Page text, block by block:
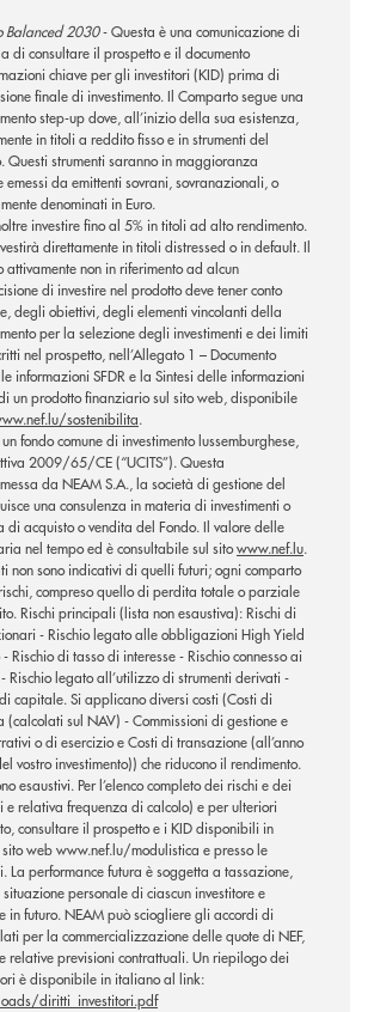
Balanced 2030- Questa è una comunicazione di
di consultare il prospetto e il documento
chiave per gli investitori (KID) prima di
finale di investimento. Il Comparto segue una
step-up dove, all’inizio della sua esistenza,
in titoli a reddito fisso e in strumenti del
Questi strumenti saranno in maggioranza
emessi da emittenti sovrani, sovranazionali, o
denominati in Euro.
investire fino al 5% in titoli ad alto rendimento.
direttamente in titoli distressed o in default. Il
attivamente non in riferimento ad alcun
di investire nel prodotto deve tener conto
degli obiettivi, degli elementi vincolanti della
per la selezione degli investimenti e dei limiti
nel prospetto, nell’Allegato 1 – Documento
informazioni SFDR e la Sintesi delle informazioni
un prodotto finanziario sul sito web, disponibile
sostenibilita.
fondo comune di investimento lussemburghese,
2009/65/CE (“UCITS”). Questa
da NEAM S.A., la società di gestione del
una consulenza in materia di investimenti o
di acquisto o vendita del Fondo. Il valore delle
nel tempo ed è consultabile sul sitowww.nef.lu.
non sono indicativi di quelli futuri; ogni comparto
compreso quello di perdita totale o parziale
Rischi principali (lista non esaustiva): Rischi di
- Rischio legato alle obbligazioni High Yield
Rischio di tasso di interesse - Rischio connesso ai
Rischio legato all’utilizzo di strumenti derivati -
capitale. Si applicano diversi costi (Costi di
(calcolati sul NAV) - Commissioni di gestione e
o di esercizio e Costi di transazione (all’anno
vostro investimento)) che riducono il rendimento.
esaustivi. Per l’elenco completo dei rischi e dei
e relativa frequenza di calcolo) e per ulteriori
consultare il prospetto e i KID disponibili in
web www.nef.lu/modulistica e presso le
La performance futura è soggetta a tassazione,
personale di ciascun investitore e
in futuro. NEAM può sciogliere gli accordi di
per la commercializzazione delle quote di NEF,
relative previsioni contrattuali. Un riepilogo dei
è disponibile in italiano al link:
diritti_investitori.pdf